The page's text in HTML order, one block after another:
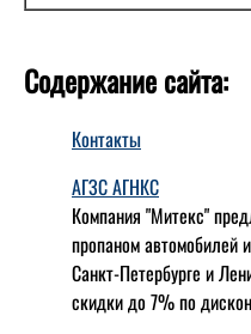
Содержание сайта:
Контакты
АГЗС АГНКС
Компания "Митекс"
пропаном автомобилей
Санкт-Петербурге и
скидки до 7% по